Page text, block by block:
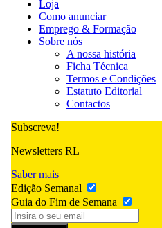
Loja
Como anunciar
Emprego & Formação
Sobre nós
A nossa história
Ficha Técnica
Termos e Condições
Estatuto Editorial
Contactos
Subscreva!
Newsletters RL
Saber mais
Edição Semanal
Guia do Fim de Semana